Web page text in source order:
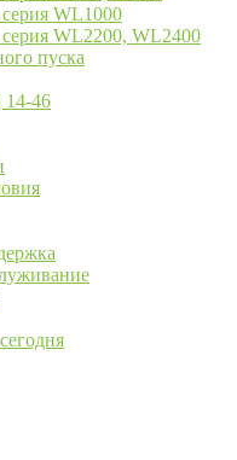
WL1000
WL2200, WL2400
пуска
46